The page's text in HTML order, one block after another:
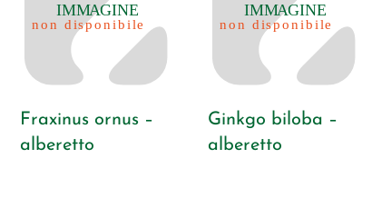
Fraxinus ornus –
alberetto
Ginkgo biloba –
alberetto